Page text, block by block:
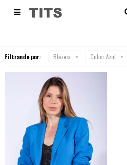

Filtrando por: Blazers Color: Azul